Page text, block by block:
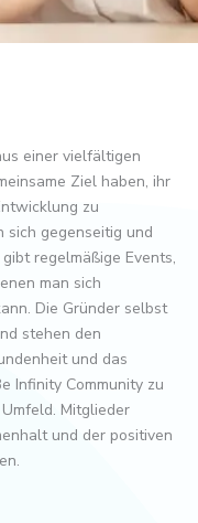
einer vielfältigen
Ziel haben, ihr
zu
sich gegenseitig und
regelmäßige Events,
man sich
Die Gründer selbst
stehen den
und das
Infinity Community zu
Mitglieder
und der positiven